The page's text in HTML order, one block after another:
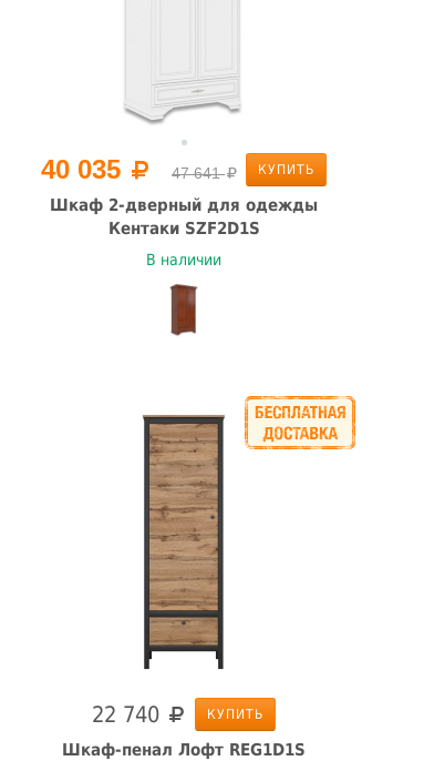
40 035 47 641 КУПИТЬ
Шкаф 2-дверный для одежды
Кентаки SZF2D1S
В наличии
22 740 КУПИТЬ
Шкаф-пенал Лофт REG1D1S